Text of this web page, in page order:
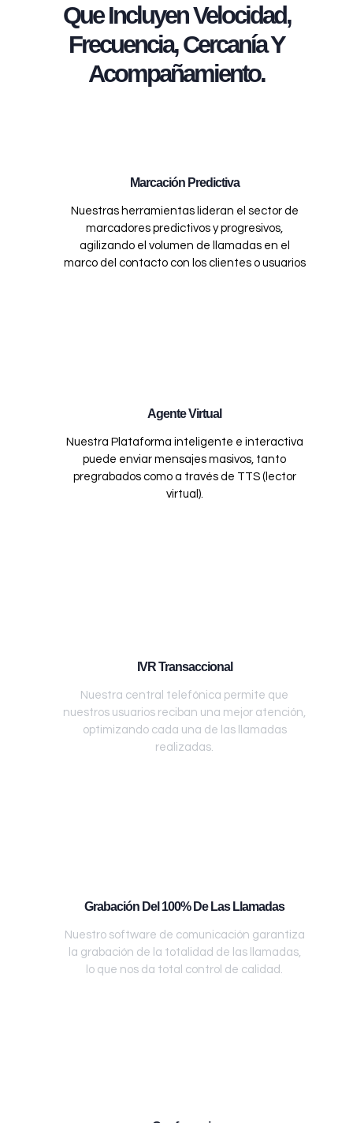
Que Incluyen Velocidad,
Frecuencia, Cercanía Y
Acompañamiento.
Marcación Predictiva
Nuestras herramientas lideran el sector de
marcadores predictivos y progresivos,
agilizando el volumen de llamadas en el
marco del contacto con los clientes o usuarios
Agente Virtual
Nuestra Plataforma inteligente e interactiva
puede enviar mensajes masivos, tanto
pregrabados como a través de TTS (lector
virtual).
IVR Transaccional
Nuestra central telefónica permite que
nuestros usuarios reciban una mejor atención,
optimizando cada una de las llamadas
realizadas.
Grabación Del 100% De Las Llamadas
Nuestro software de comunicación garantiza
la grabación de la totalidad de las llamadas,
lo que nos da total control de calidad.